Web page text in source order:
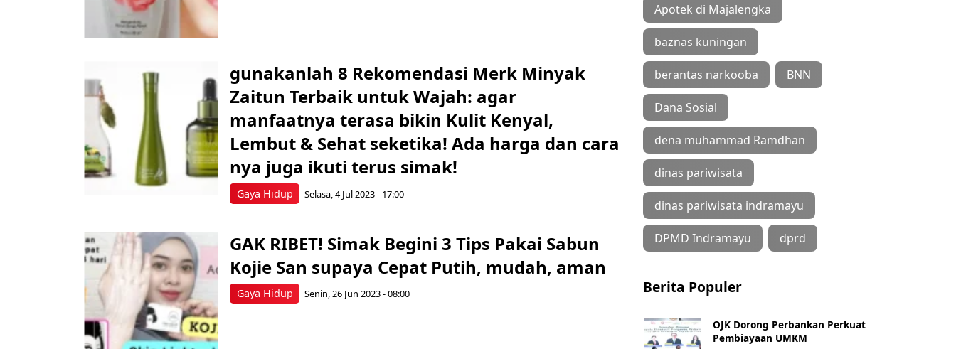
Gaya Hidup
gunakanlah 8 Rekomendasi Merk Minyak
Zaitun Terbaik untuk Wajah: agar
manfaatnya terasa bikin Kulit Kenyal,
Lembut & Sehat seketika! Ada harga dan cara
nya juga ikuti terus simak!
Selasa, 4 Jul 2023 - 17:00
Gaya Hidup
GAK RIBET! Simak Begini 3 Tips Pakai Sabun
Kojie San supaya Cepat Putih, mudah, aman
Senin, 26 Jun 2023 - 08:00
Apotek di Majalengka
baznas kuningan
berantas narkooba BNN
Dana Sosial
dena muhammad Ramdhan
dinas pariwisata
dinas pariwisata indramayu
DPMD Indramayu dprd
Berita Populer
OJK Dorong Perbankan Perkuat
Pembiayaan UMKM